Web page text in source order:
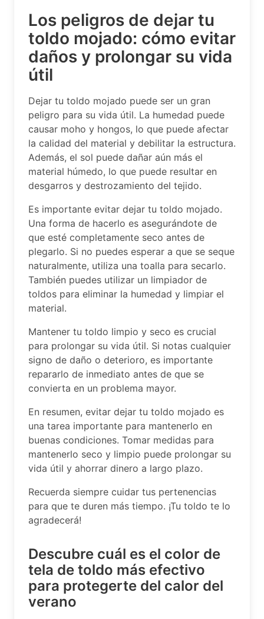
Los peligros de dejar tu
toldo mojado: cómo evitar
daños y prolongar su vida
útil
Dejar tu toldo mojado puede ser un gran
peligro para su vida útil. La humedad puede
causar moho y hongos, lo que puede afectar
la calidad del material y debilitar la estructura.
Además, el sol puede dañar aún más el
material húmedo, lo que puede resultar en
desgarros y destrozamiento del tejido.
Es importante evitar dejar tu toldo mojado.
Una forma de hacerlo es asegurándote de
que esté completamente seco antes de
plegarlo. Si no puedes esperar a que se seque
naturalmente, utiliza una toalla para secarlo.
También puedes utilizar un limpiador de
toldos para eliminar la humedad y limpiar el
material.
Mantener tu toldo limpio y seco es crucial
para prolongar su vida útil. Si notas cualquier
signo de daño o deterioro, es importante
repararlo de inmediato antes de que se
convierta en un problema mayor.
En resumen, evitar dejar tu toldo mojado es
una tarea importante para mantenerlo en
buenas condiciones. Tomar medidas para
mantenerlo seco y limpio puede prolongar su
vida útil y ahorrar dinero a largo plazo.
Recuerda siempre cuidar tus pertenencias
para que te duren más tiempo. ¡Tu toldo te lo
agradecerá!
Descubre cuál es el color de
tela de toldo más efectivo
para protegerte del calor del
verano